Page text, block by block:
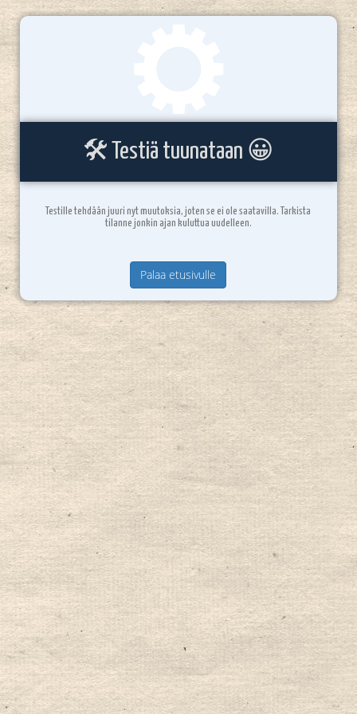
🛠️ Testiä tuunataan 😀
Testille tehdään juuri nyt muutoksia, joten se ei ole saatavilla. Tarkista
tilanne jonkin ajan kuluttua uudelleen.
Palaa etusivulle